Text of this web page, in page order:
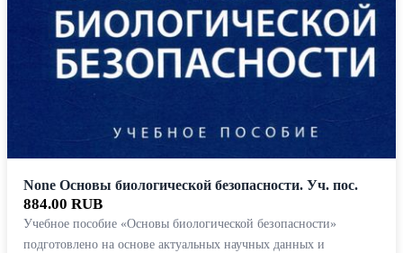
None Основы биологической безопасности. Уч. пос.
884.00 RUB
Учебное пособие «Основы биологической безопасности»
подготовлено на основе актуальных научных данных и